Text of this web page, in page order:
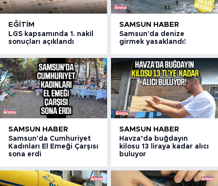
EĞITIM
LGS kapsamında 1. nakil
sonuçları açıklandı
SAMSUN HABER
Samsun'da denize
girmek yasaklandı!
SAMSUN HABER
Samsun'da Cumhuriyet
Kadınları El Emeği Çarşısı
sona erdi
SAMSUN HABER
Havza’da buğdayın
kilosu 13 liraya kadar alıcı
buluyor